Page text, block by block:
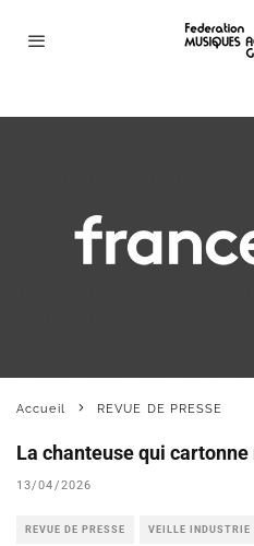
Accueil REVUE DE PRESSE
La chanteuse qui cartonne
13/04/2026
REVUE DE PRESSE VEILLE INDUSTRIE